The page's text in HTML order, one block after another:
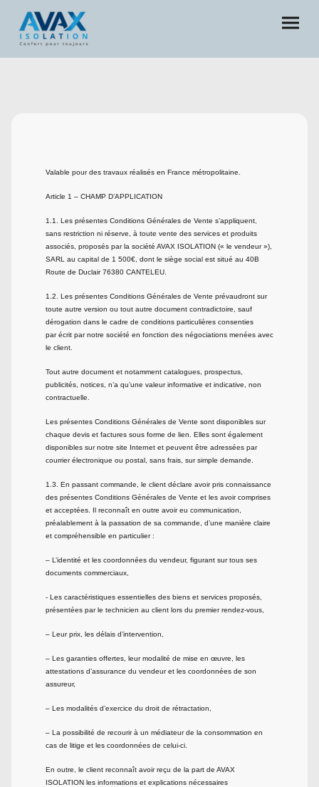
Valable pour des travaux réalisés en France métropolitaine.
Article 1 – CHAMP D’APPLICATION
1.1. Les présentes Conditions Générales de Vente s’appliquent,
sans restriction ni réserve, à toute vente des services et produits
associés, proposés par la société AVAX ISOLATION (« le vendeur »),
SARL au capital de 1 500€, dont le siège social est situé au 40B
Route de Duclair 76380 CANTELEU.
1.2. Les présentes Conditions Générales de Vente prévaudront sur
toute autre version ou tout autre document contradictoire, sauf
dérogation dans le cadre de conditions particulières consenties
par écrit par notre société en fonction des négociations menées avec
le client.
Tout autre document et notamment catalogues, prospectus,
publicités, notices, n’a qu’une valeur informative et indicative, non
contractuelle.
Les présentes Conditions Générales de Vente sont disponibles sur
chaque devis et factures sous forme de lien. Elles sont également
disponibles sur notre site Internet et peuvent être adressées par
courrier électronique ou postal, sans frais, sur simple demande.
1.3. En passant commande, le client déclare avoir pris connaissance
des présentes Conditions Générales de Vente et les avoir comprises
et acceptées. Il reconnaît en outre avoir eu communication,
préalablement à la passation de sa commande, d’une manière claire
et compréhensible en particulier :
– L’identité et les coordonnées du vendeur, figurant sur tous ses
documents commerciaux,
- Les caractéristiques essentielles des biens et services proposés,
présentées par le technicien au client lors du premier rendez-vous,
– Leur prix, les délais d’intervention,
– Les garanties offertes, leur modalité de mise en œuvre, les
attestations d’assurance du vendeur et les coordonnées de son
assureur,
– Les modalités d’exercice du droit de rétractation,
– La possibilité de recourir à un médiateur de la consommation en
cas de litige et les coordonnées de celui-ci.
En outre, le client reconnaît avoir reçu de la part de AVAX
ISOLATION les informations et explications nécessaires